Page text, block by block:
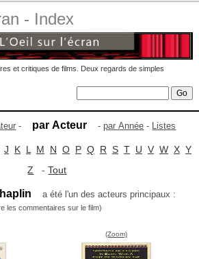
- Index
et critiques de films. Deux regards de simples
- par Acteur -par Année - Listes
J K L M N O P Q R S T U V W X Y
Z -Tout
a été l'un des acteurs principaux :
les commentaires sur le film)
(Zoom)